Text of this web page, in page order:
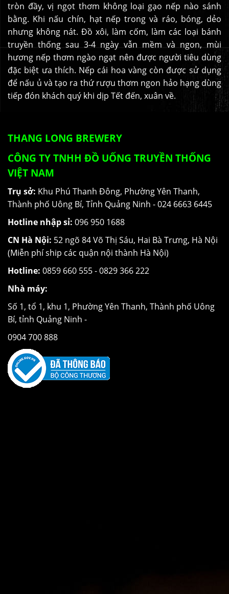
tròn đầy, vị ngọt thơm không loại gạo nếp nào sánh
bằng. Khi nấu chín, hạt nếp trong và ráo, bóng, dẻo
nhưng không nát. Đồ xôi, làm cốm, làm các loại bánh
truyền thống sau 3-4 ngày vẫn mềm và ngon, mùi
hương nếp thơm ngào ngạt nên được người tiêu dùng
đặc biệt ưa thích. Nếp cái hoa vàng còn được sử dụng
để nấu ủ và tạo ra thứ rượu thơm ngon hảo hạng dùng
tiếp đón khách quý khi dịp Tết đến, xuân về.
THANG LONG BREWERY
CÔNG TY TNHH ĐỒ UỐNG TRUYỀN THỐNG
VIỆT NAM
Trụ sở: Khu Phú Thanh Đông, Phường Yên Thanh,
Thành phố Uông Bí, Tỉnh Quảng Ninh -024 6663 6445
Hotline nhập sỉ: 096 950 1688
CN Hà Nội: 52 ngõ 84 Võ Thị Sáu, Hai Bà Trưng, Hà Nội
(Miễn phí ship các quận nội thành Hà Nội)
Hotline: 0859 660 555-0829 366 222
Nhà máy:
Số 1, tổ 1, khu 1, Phường Yên Thanh, Thành phố Uông
Bí, tỉnh Quảng Ninh -
0904 700 888